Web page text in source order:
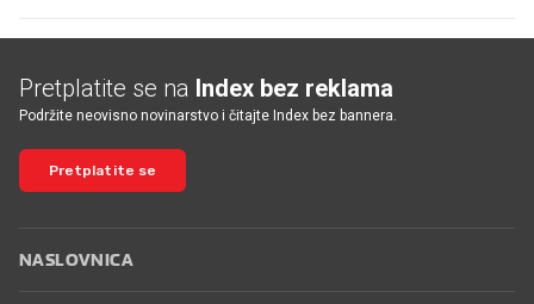
Pretplatite se na Index bez reklama
Podržite neovisno novinarstvo i čitajte Index bez bannera.
Pretplatite se
NASLOVNICA